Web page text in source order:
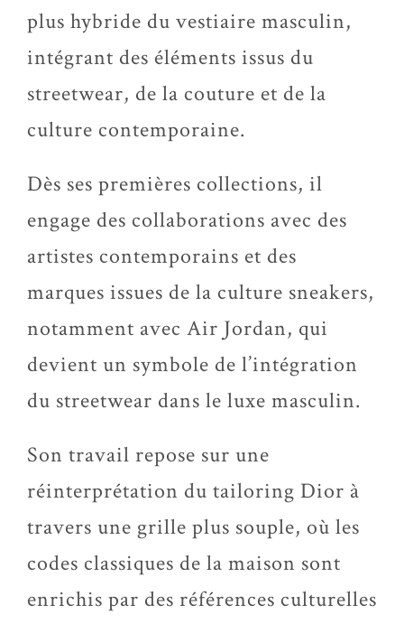
plus hybride du vestiaire masculin,
intégrant des éléments issus du
streetwear, de la couture et de la
culture contemporaine.
Dès ses premières collections, il
engage des collaborations avec des
artistes contemporains et des
marques issues de la culture sneakers,
notamment avec Air Jordan, qui
devient un symbole de l’intégration
du streetwear dans le luxe masculin.
Son travail repose sur une
réinterprétation du tailoring Dior à
travers une grille plus souple, où les
codes classiques de la maison sont
enrichis par des références culturelles